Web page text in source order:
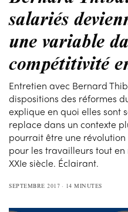
salariés
une variable
compétitivité
Entretien avec Bernard
dispositions des réformes
explique en quoi elles sont
replace dans un contexte
pourrait être une
pour les travailleurs tout
XXIe siècle. Éclairant.
SEPTEMBRE 2017 14 MINUTES